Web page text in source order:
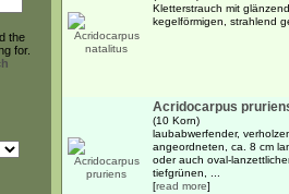
the
for.
Kletterstrauch mit
kegelförmigen, strahlend
Acridocarpus
(10 Korn)
laubabwerfender,
angeordneten, ca. 8 cm
oder auch oval-
tiefgrünen, ...
[read more]